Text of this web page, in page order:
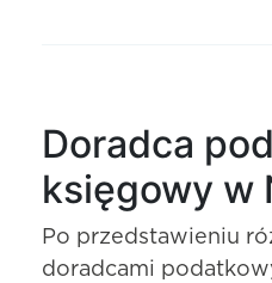
Doradca
księgowy w
Po przedstawieniu
doradcami